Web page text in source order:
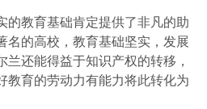
的教育基础肯定提供了非凡的助
名的高校，教育基础坚实，发展
还能得益于知识产权的转移，
教育的劳动力有能力将此转化为